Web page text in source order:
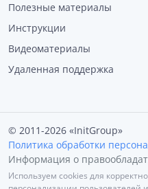
Полезные материалы
Инструкции
Видеоматериалы
Удаленная поддержка
© 2011-2026 «InitGroup»
Политика обработки
Информация о
Используем cookies для